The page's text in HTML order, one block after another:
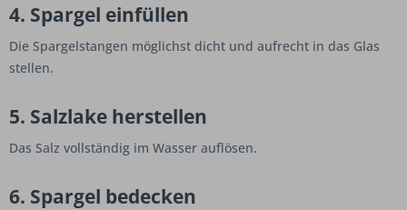
4. Spargel einfüllen
Die Spargelstangen möglichst dicht und aufrecht in das Glas
stellen.
5. Salzlake herstellen
Das Salz vollständig im Wasser auflösen.
6. Spargel bedecken